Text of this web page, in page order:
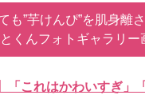
も”芋けんぴ”を肌身離
くんフォトギャラリー
「これはかわいすぎ」